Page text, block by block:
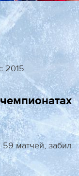
2015
матчей, забил